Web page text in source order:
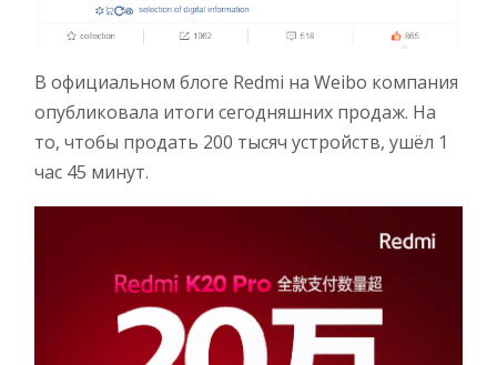
В официальном блоге Redmi на Weibo компания
опубликовала итоги сегодняшних продаж. На
то, чтобы продать 200 тысяч устройств, ушёл 1
час 45 минут.